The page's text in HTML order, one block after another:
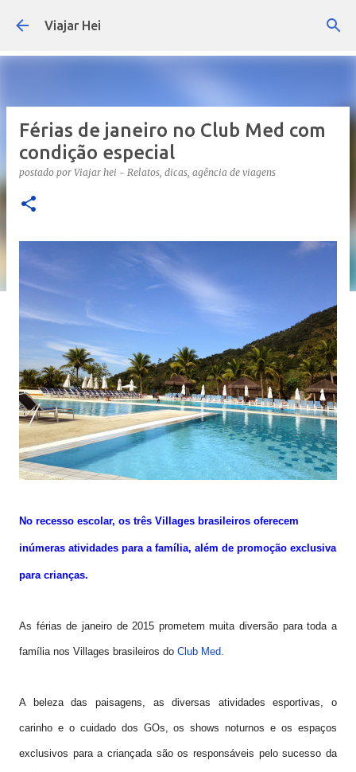
Pular para o conteúdo principal
Viajar Hei
Férias de janeiro no Club Med com
condição especial
postado por Viajar hei - Relatos, dicas, agência de viagens
No recesso escolar, os três Villages brasileiros oferecem
inúmeras atividades para a família, além de promoção exclusiva
para crianças.
As férias de janeiro de 2015 prometem muita diversão para toda a
família nos Villages brasileiros do Club Med.
A beleza das paisagens, as diversas atividades esportivas, o
carinho e o cuidado dos GOs, os shows noturnos e os espaços
exclusivos para a criançada são os responsáveis pelo sucesso da